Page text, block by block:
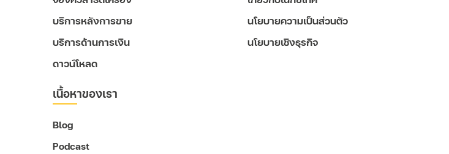
บริการหลังการขาย
บริการด้านการเงิน
ดาวน์โหลด
เนื้อหาของเรา
Blog
Podcast
นโยบายความเป็นส่วนตัว
นโยบายเชิงธุรกิจ